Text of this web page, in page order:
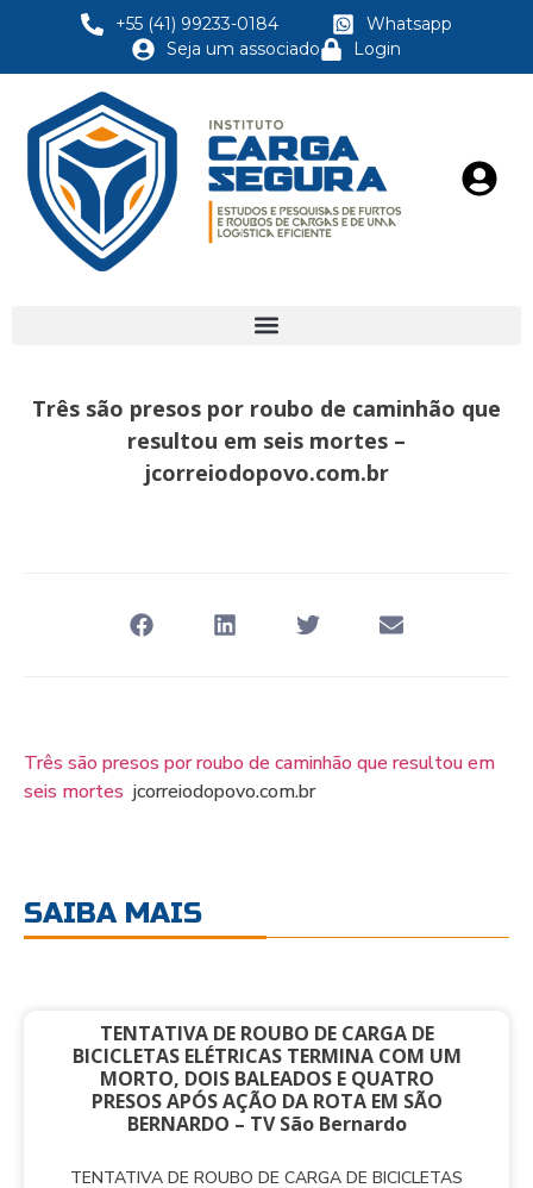
+55 (41) 99233-0184
Whatsapp
Seja um associado
Login
Três são presos por roubo de caminhão que
resultou em seis mortes –
jcorreiodopovo.com.br
Três são presos por roubo de caminhão que resultou em
seis mortes jcorreiodopovo.com.br
SAIBA MAIS
TENTATIVA DE ROUBO DE CARGA DE
BICICLETAS ELÉTRICAS TERMINA COM UM
MORTO, DOIS BALEADOS E QUATRO
PRESOS APÓS AÇÃO DA ROTA EM SÃO
BERNARDO – TV São Bernardo
TENTATIVA DE ROUBO DE CARGA DE BICICLETAS